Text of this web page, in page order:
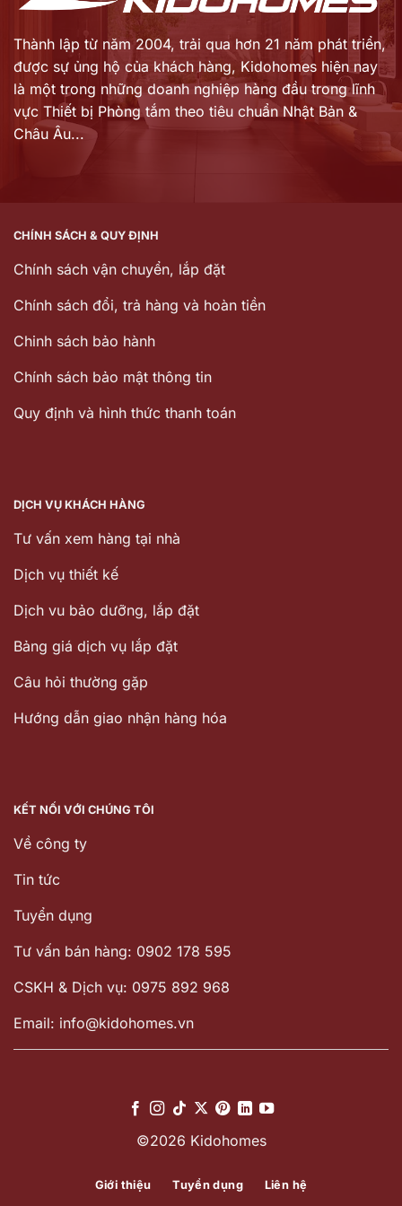
Thành lập từ năm 2004, trải qua hơn 21 năm phát triển,
được sự ủng hộ của khách hàng, Kidohomes hiện nay
là một trong những doanh nghiệp hàng đầu trong lĩnh
vực Thiết bị Phòng tắm theo tiêu chuẩn Nhật Bản &
Châu Âu...
CHÍNH SÁCH & QUY ĐỊNH
Chính sách vận chuyển, lắp đặt
Chính sách đổi, trả hàng và hoàn tiền
Chinh sách bảo hành
Chính sách bảo mật thông tin
Quy định và hình thức thanh toán
DỊCH VỤ KHÁCH HÀNG
Tư vấn xem hàng tại nhà
Dịch vụ thiết kế
Dịch vu bảo dưỡng, lắp đặt
Bảng giá dịch vụ lắp đặt
Câu hỏi thường gặp
Hướng dẫn giao nhận hàng hóa
KẾT NỐI VỚI CHÚNG TÔI
Về công ty
Tin tức
Tuyển dụng
Tư vấn bán hàng: 0902 178 595
CSKH & Dịch vụ: 0975 892 968
Email: info@kidohomes.vn
©2026 Kidohomes
Giới thiệu Tuyển dụng Liên hệ